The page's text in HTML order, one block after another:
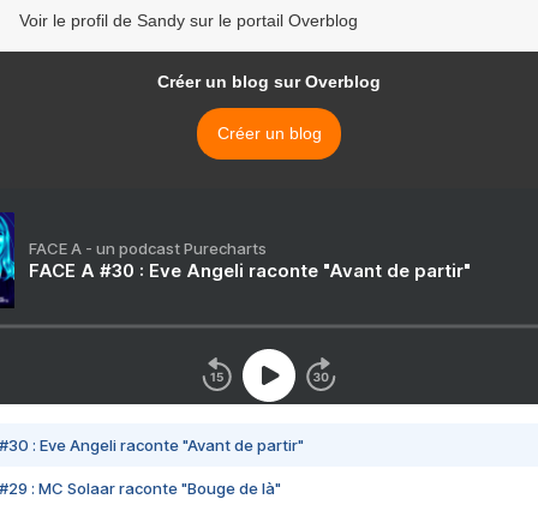
Voir le profil de Sandy sur le portail Overblog
Créer un blog sur Overblog
Créer un blog
FACE A - un podcast Purecharts
FACE A #30 : Eve Angeli raconte "Avant de partir"
#30 : Eve Angeli raconte "Avant de partir"
#29 : MC Solaar raconte "Bouge de là"